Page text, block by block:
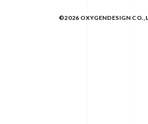
©2026 OXYGENDESIGN